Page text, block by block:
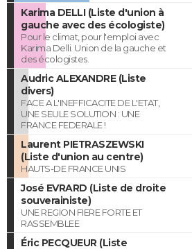
Karima DELLI (Liste d'union à
gauche avec des écologiste)
Pour le climat, pour l'emploi avec
Karima Delli. Union de la gauche et
des écologistes.
Audric ALEXANDRE (Liste
divers)
FACE A L'INEFFICACITE DE L'ETAT,
UNE SEULE SOLUTION : UNE
FRANCE FEDERALE !
Laurent PIETRASZEWSKI
(Liste d'union au centre)
HAUTS-DE FRANCE UNIS
José EVRARD (Liste de droite
souverainiste)
UNE REGION FIERE FORTE ET
RASSEMBLEE
Éric PECQUEUR (Liste